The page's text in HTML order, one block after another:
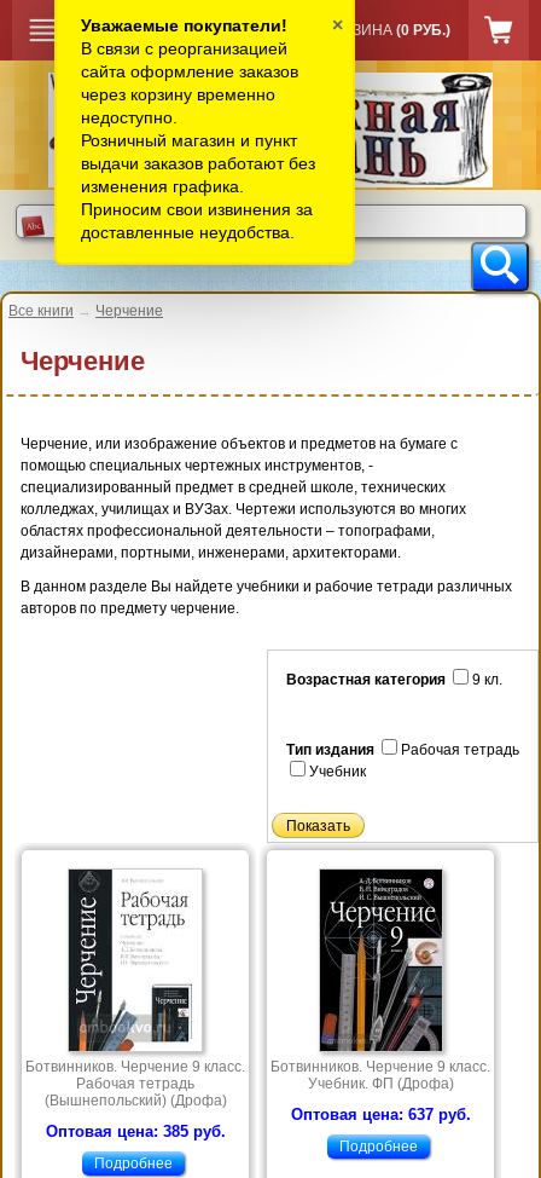
КОРЗИНА (0 РУБ.)
Все книги → Черчение
Черчение
Черчение, или изображение объектов и предметов на бумаге с
помощью специальных чертежных инструментов, -
специализированный предмет в средней школе, технических
колледжах, училищах и ВУЗах. Чертежи используются во многих
областях профессиональной деятельности – топографами,
дизайнерами, портными, инженерами, архитекторами.
В данном разделе Вы найдете учебники и рабочие тетради различных
авторов по предмету черчение.
Возрастная категория 9 кл.
Тип издания
Рабочая тетрадь
Учебник
Ботвинников. Черчение 9 класс.
Рабочая тетрадь
(Вышнепольский) (Дрофа)
Оптовая цена: 385 руб.
Подробнее
Ботвинников. Черчение 9 класс.
Учебник. ФП (Дрофа)
Оптовая цена: 637 руб.
Подробнее
Уважаемые покупатели!
В связи с реорганизацией
сайта оформление заказов
через корзину временно
недоступно.
Розничный магазин и пункт
выдачи заказов работают без
изменения графика.
Приносим свои извинения за
доставленные неудобства.
×